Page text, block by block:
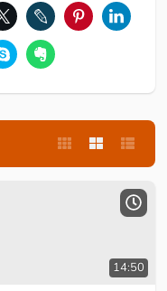
14:50